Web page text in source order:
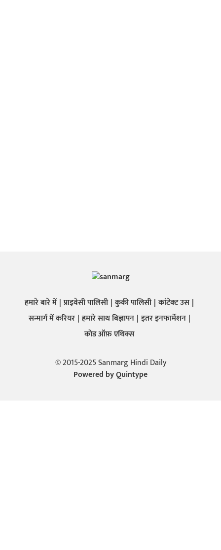
हमारे बारे में प्राइवेसी पालिसी कुकी पालिसी कांटेक्ट उस
सन्मार्ग में करियर हमारे साथ बिज्ञापन इतर इनफार्मेशन
कोड ऑफ़ एथिक्स
© 2015-2025 Sanmarg Hindi Daily
Powered byQuintype